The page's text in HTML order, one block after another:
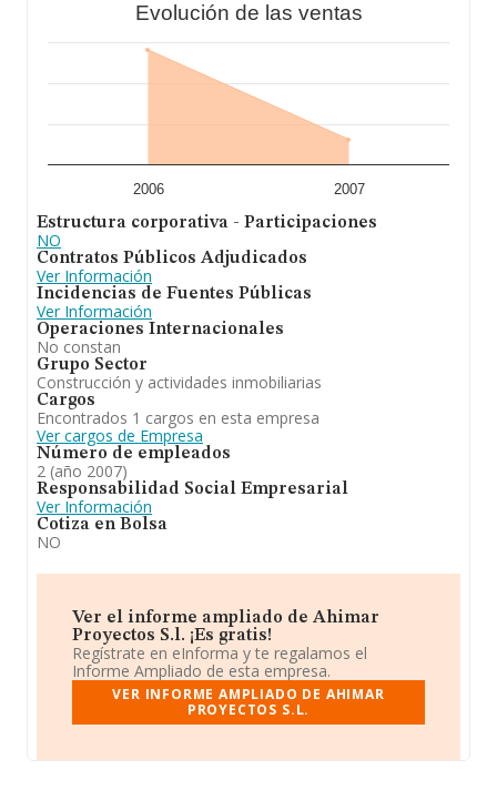
Evolución de las ventas
2006 2007
Estructura corporativa - Participaciones
NO
Contratos Públicos Adjudicados
Ver Información
Incidencias de Fuentes Públicas
Ver Información
Operaciones Internacionales
No constan
Grupo Sector
Construcción y actividades inmobiliarias
Cargos
Encontrados 1 cargos en esta empresa
Ver cargos de Empresa
Número de empleados
2 (año 2007)
Responsabilidad Social Empresarial
Ver Información
Cotiza en Bolsa
NO
Ver el informe ampliado de Ahimar
Proyectos S.l. ¡Es gratis!
Regístrate en eInforma y te regalamos el
Informe Ampliado de esta empresa.
VER INFORME AMPLIADO DE AHIMAR
PROYECTOS S.L.